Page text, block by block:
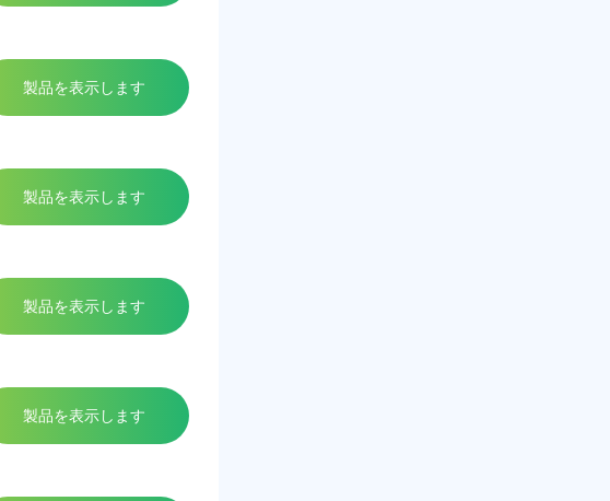
製品を表示します
製品を表示します
製品を表示します
製品を表示します